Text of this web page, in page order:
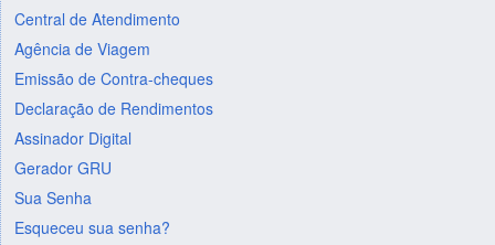
Central de Atendimento
Agência de Viagem
Emissão de Contra-cheques
Declaração de Rendimentos
Assinador Digital
Gerador GRU
Sua Senha
Esqueceu sua senha?